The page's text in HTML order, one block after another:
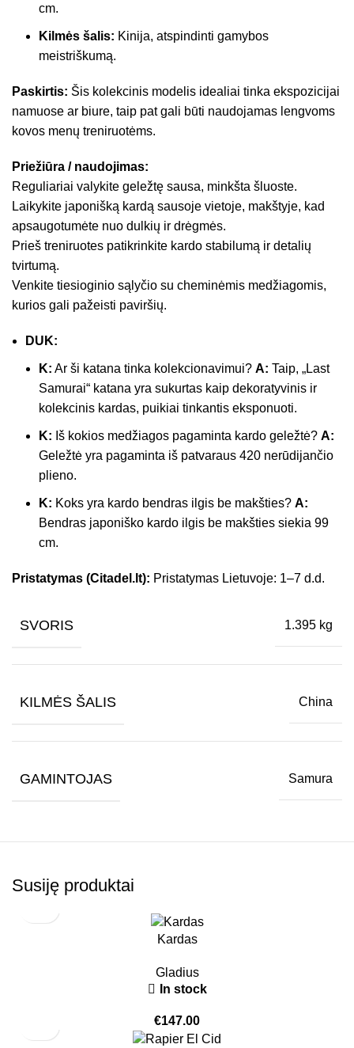
cm.
Kilmės šalis: Kinija, atspindinti gamybos
meistriškumą.
Paskirtis: Šis kolekcinis modelis idealiai tinka ekspozicijai
namuose ar biure, taip pat gali būti naudojamas lengvoms
kovos menų treniruotėms.
Priežiūra / naudojimas:
Reguliariai valykite geležtę sausa, minkšta šluoste.
Laikykite japonišką kardą sausoje vietoje, makštyje, kad
apsaugotumėte nuo dulkių ir drėgmės.
Prieš treniruotes patikrinkite kardo stabilumą ir detalių
tvirtumą.
Venkite tiesioginio sąlyčio su cheminėmis medžiagomis,
kurios gali pažeisti paviršių.
DUK:
K: Ar ši katana tinka kolekcionavimui? A: Taip, „Last
Samurai“ katana yra sukurtas kaip dekoratyvinis ir
kolekcinis kardas, puikiai tinkantis eksponuoti.
K: Iš kokios medžiagos pagaminta kardo geležtė? A:
Geležtė yra pagaminta iš patvaraus 420 nerūdijančio
plieno.
K: Koks yra kardo bendras ilgis be makšties? A:
Bendras japoniško kardo ilgis be makšties siekia 99
cm.
Pristatymas (Citadel.lt): Pristatymas Lietuvoje: 1–7 d.d.
SVORIS 1.395 kg
KILMĖS ŠALIS China
GAMINTOJAS Samura
Susiję produktai
Kardas
Gladius
In stock
€147.00